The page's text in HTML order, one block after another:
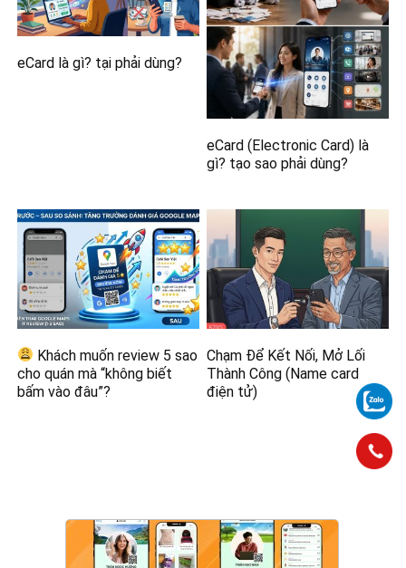
eCard là gì? tại phải dùng?
eCard (Electronic Card) là
gì? tạo sao phải dùng?
Khách muốn review 5 sao
cho quán mà “không biết
bấm vào đâu”?
Chạm Để Kết Nối, Mở Lối
Thành Công (Name card
điện tử)